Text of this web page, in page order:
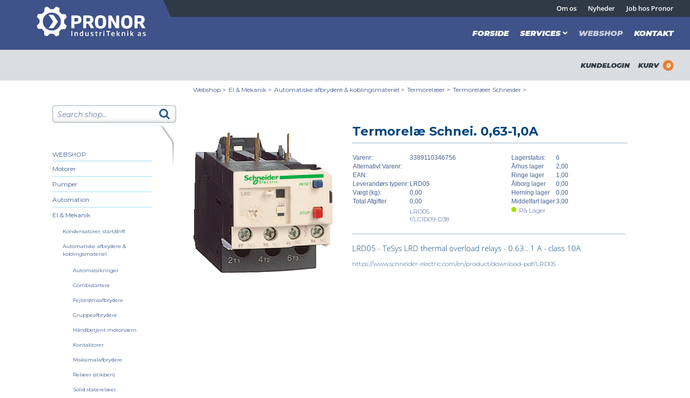
Om os Nyheder Job hos Pronor
FORSIDE SERVICES WEBSHOP KONTAKT
KUNDELOGIN KURV 0
WEBSHOP
Motorer
Pumper
Automation
El & Mekanik
Kondensatorer, start/drift
Automatiske afbrydere &
koblingsmateriel
Automatsikringer
Combistartere
Fejlstrømsafbrydere
Gruppeafbrydere
Håndbetjent motorværn
Kontaktorer
Maksimalafbrydere
Relæer (stikben)
Solid staterelæer
Webshop > El & Mekanik > Automatiske afbrydere & koblingsmateriel > Termorelæer > Termorelæer Schneider >
Termorelæ Schnei. 0,63-1,0A
Varenr:
3389110346756
Alternativt Varenr:
EAN:
Leverandørs typenr: LRD05
Vægt (kg):
0,00
Total Afgifter
0,00
LRD05
f/LC1D09-D38
Lagerstatus:
6
Århus lager
2,00
Ringe lager
1,00
Ålborg lager
0,00
Herning lager
0,00
Middelfart lager3,00
På Lager
LRD05 - TeSys LRD thermal overload relays - 0.63...1 A - class 10A
https://www.schneider-electric.com/en/product/download-pdf/LRD05